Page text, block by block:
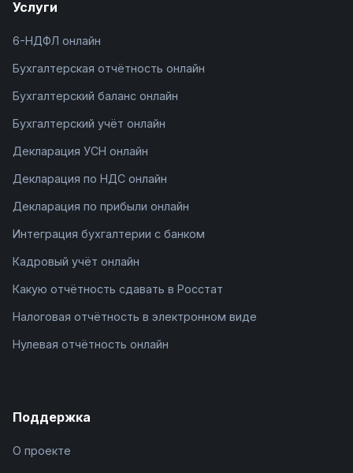
Услуги
6-НДФЛ онлайн
Бухгалтерская отчётность онлайн
Бухгалтерский баланс онлайн
Бухгалтерский учёт онлайн
Декларация УСН онлайн
Декларация по НДС онлайн
Декларация по прибыли онлайн
Интеграция бухгалтерии с банком
Кадровый учёт онлайн
Какую отчётность сдавать в Росстат
Налоговая отчётность в электронном виде
Нулевая отчётность онлайн
Поддержка
О проекте